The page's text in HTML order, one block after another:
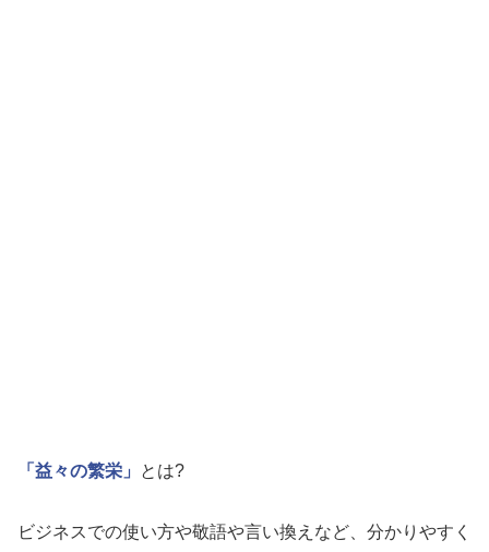
「益々の繁栄」 とは?
ビジネスでの使い方や敬語や言い換えなど、分かりやすく